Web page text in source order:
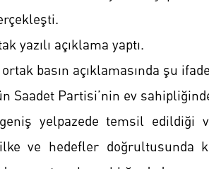
yazılı açıklama yaptı.
basın açıklamasında şu
Saadet Partisi’nin ev
yelpazede temsil edildiği
ve hedefler doğrultusunda